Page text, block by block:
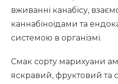
вживанні канабісу,
каннабіноїдами та
системою в організмі.
Смак сорту марихуани
яскравий, фруктовий та